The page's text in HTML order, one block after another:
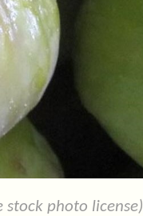
stock photo license)